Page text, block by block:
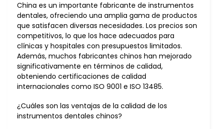
China es un importante fabricante de instrumentos
dentales, ofreciendo una amplia gama de productos
que satisfacen diversas necesidades. Los precios son
competitivos, lo que los hace adecuados para
clínicas y hospitales con presupuestos limitados.
Además, muchos fabricantes chinos han mejorado
significativamente en términos de calidad,
obteniendo certificaciones de calidad
internacionales como ISO 9001 e ISO 13485.
¿Cuáles son las ventajas de la calidad de los
instrumentos dentales chinos?